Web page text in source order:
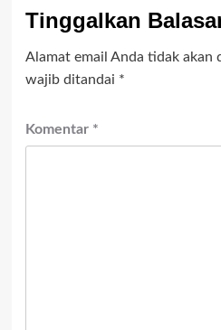
Tinggalkan
Alamat email Anda tidak akan
wajib ditandai *
Komentar *